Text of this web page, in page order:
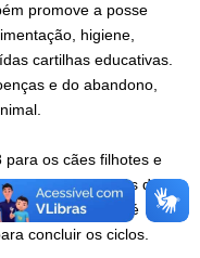
promove a posse
higiene,
cartilhas educativas.
e do abandono,
para os cães filhotes e
receberão três doses
dose. A meta é
concluir os ciclos.